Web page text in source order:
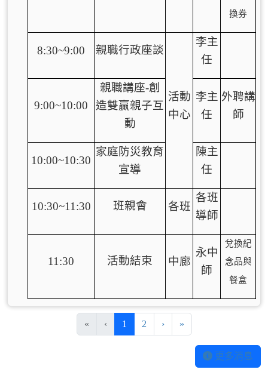
換券
8:30~9:00 親職行政座談
活動
中心
李主
任
9:00~10:00
親職講座-創
造雙贏親子互
動
李主
任
外聘講
師
10:00~10:30
家庭防災教育
宣導
陳主
任
10:30~11:30 班親會 各班
各班
導師
11:30 活動結束 中廊
永中
師
兌換紀
念品與
餐盒
« ‹ 1 (目前頁次)
2 ›下一頁
»最後頁
更多消息